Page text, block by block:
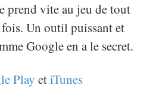
prend vite au jeu de tout
fois. Un outil puissant et
Google en a le secret.
Play etiTunes